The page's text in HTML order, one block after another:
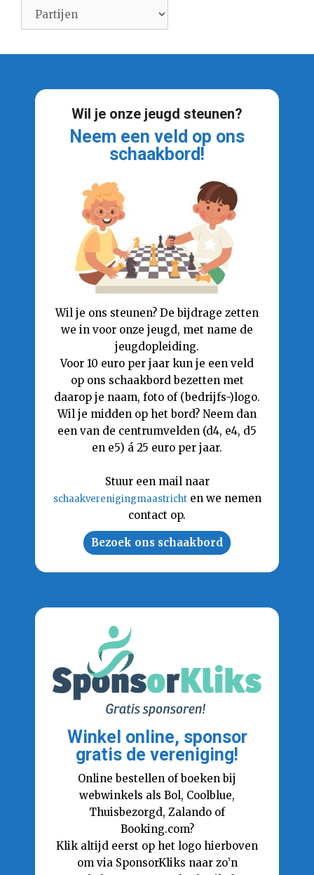
Wil je onze jeugd steunen?
Neem een veld op ons
schaakbord!
Wil je ons steunen? De bijdrage zetten
we in voor onze jeugd, met name de
jeugdopleiding.
Voor 10 euro per jaar kun je een veld
op ons schaakbord bezetten met
daarop je naam, foto of (bedrijfs-)logo.
Wil je midden op het bord? Neem dan
een van de centrumvelden (d4, e4, d5
en e5) á 25 euro per jaar.
Stuur een mail naar
schaakverenigingmaastrichten we nemen
contact op.
Bezoek ons schaakbord
Winkel online, sponsor
gratis de vereniging!
Online bestellen of boeken bij
webwinkels als Bol, Coolblue,
Thuisbezorgd, Zalando of
Booking.com?
Klik altijd eerst op het logo hierboven
om via SponsorKliks naar zo’n